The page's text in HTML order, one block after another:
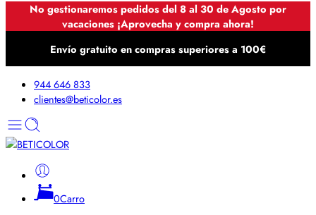
No gestionaremos pedidos del 8 al 30 de Agosto por
vacaciones ¡Aprovecha y compra ahora!
Envío gratuito en compras superiores a 100€
944 646 833
clientes@beticolor.es
0Carro